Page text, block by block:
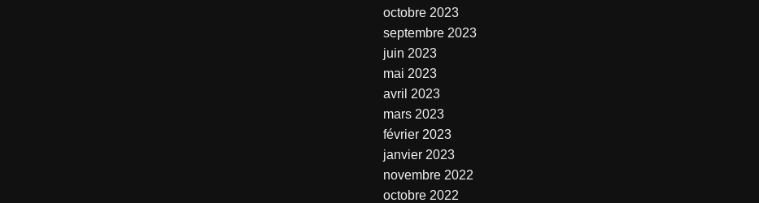
octobre 2023
septembre 2023
juin 2023
mai 2023
avril 2023
mars 2023
février 2023
janvier 2023
novembre 2022
octobre 2022